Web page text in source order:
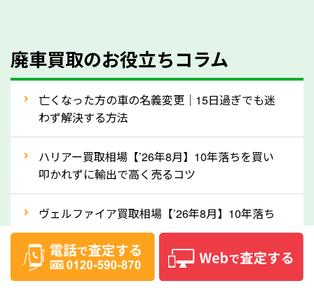
人気の車種は廃車の状態でも、高価買取が可能です。
産車は高く買取が可能です。「廃車＝買取できない」
なら廃車の車も適正価格で買取できます。他社で買取
拒否となった車も価格がつく可能性があるので、諦め
ずに福岡県の「ソコカラ」にご相談ください。古い車
でも高価買取が可能なケースは珍しくないため、まず
はWebで簡単にできる無料査定をお試しください。
実際の買取実績を、車のメーカーや状態ごとに「買取
実績」で確認できます。
廃車買取のお役立ちコラム
亡くなった方の車の名義変更｜15日過ぎでも迷
わず解決する方法
ハリアー買取相場【’26年8月】10年落ちを買い
叩かれずに輸出で高く売るコツ
ヴェルファイア買取相場【’26年8月】10年落ち
でも「輸出」で高く売るコツ
デリカD:5買取相場【’26年8月】10年落ちを